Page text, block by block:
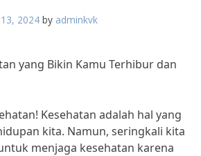
2024 by adminkvk
yang Bikin Kamu Terhibur dan
Kesehatan adalah hal yang
kita. Namun, seringkali kita
menjaga kesehatan karena